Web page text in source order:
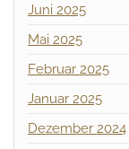
Juni 2025
Mai 2025
Februar 2025
Januar 2025
Dezember 2024